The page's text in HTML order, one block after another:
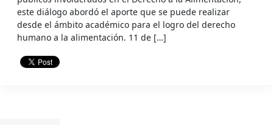
este diálogo abordó el aporte que se puede realizar
desde el ámbito académico para el logro del derecho
humano a la alimentación. 11 de […]